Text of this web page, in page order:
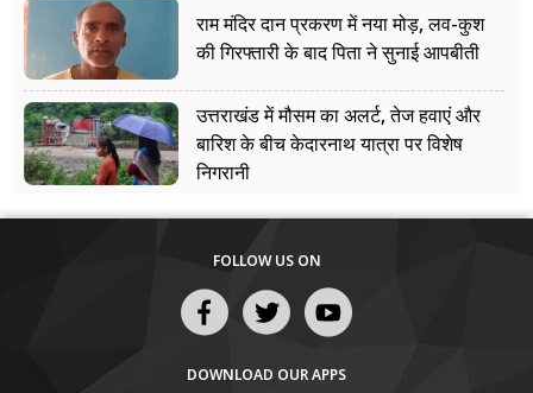
राम मंदिर दान प्रकरण में नया मोड़, लव-कुश
की गिरफ्तारी के बाद पिता ने सुनाई आपबीती
उत्तराखंड में मौसम का अलर्ट, तेज हवाएं और
बारिश के बीच केदारनाथ यात्रा पर विशेष
निगरानी
FOLLOW US ON
DOWNLOAD OUR APPS